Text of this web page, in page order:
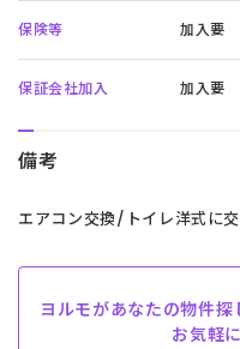
保険等 加入要
保証会社加入 加入要
備考
エアコン交換/トイレ洋式に
ヨルモがあなたの物件探
お気軽